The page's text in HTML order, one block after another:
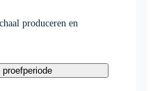
produceren en